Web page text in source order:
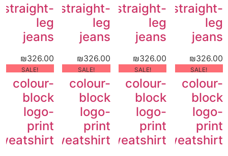
straight-
leg
jeans
₪326.00
!SALE
colour-
block
logo-
print
sweatshirt
straight-
leg
jeans
₪326.00
!SALE
colour-
block
logo-
print
sweatshirt
straight-
leg
jeans
₪326.00
!SALE
colour-
block
logo-
print
sweatshirt
straight-
leg
jeans
₪326.00
!SALE
colour-
block
logo-
print